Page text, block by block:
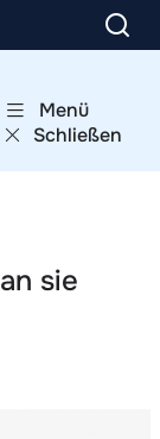
Menü
Schließen
sie